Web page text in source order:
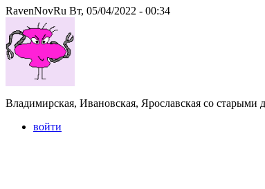
RavenNovRu Вт, 05/04/2022 - 00:34
Владимирская, Ивановская, Ярославская со старыми
войти